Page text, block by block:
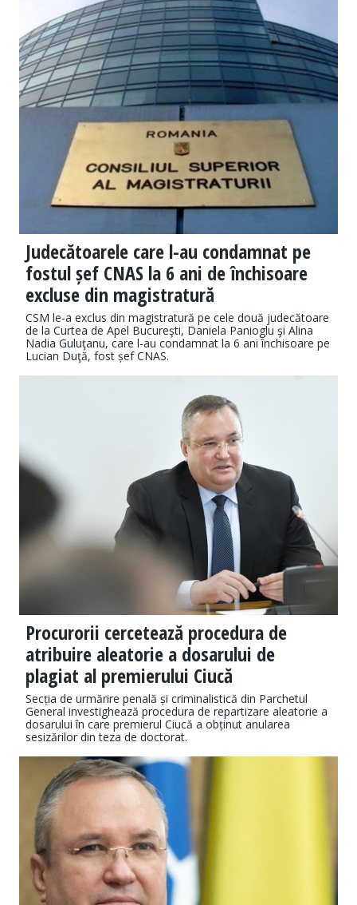
Judecătoarele care l-au condamnat pe
fostul șef CNAS la 6 ani de închisoare
excluse din magistratură
CSM le-a exclus din magistratură pe cele două judecătoare
de la Curtea de Apel Bucureşti, Daniela Panioglu şi Alina
Nadia Guluţanu, care l-au condamnat la 6 ani închisoare pe
Lucian Duţă, fost șef CNAS.
Procurorii cercetează procedura de
atribuire aleatorie a dosarului de
plagiat al premierului Ciucă
Secția de urmărire penală și criminalistică din Parchetul
General investighează procedura de repartizare aleatorie a
dosarului în care premierul Ciucă a obținut anularea
sesizărilor din teza de doctorat.